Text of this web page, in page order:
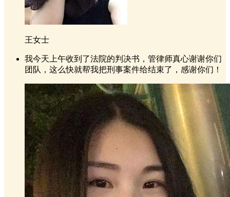
王女士
我今天上午收到了法院的判决书，管律师真心谢谢你们
团队，这么快就帮我把刑事案件给结束了，感谢你们！